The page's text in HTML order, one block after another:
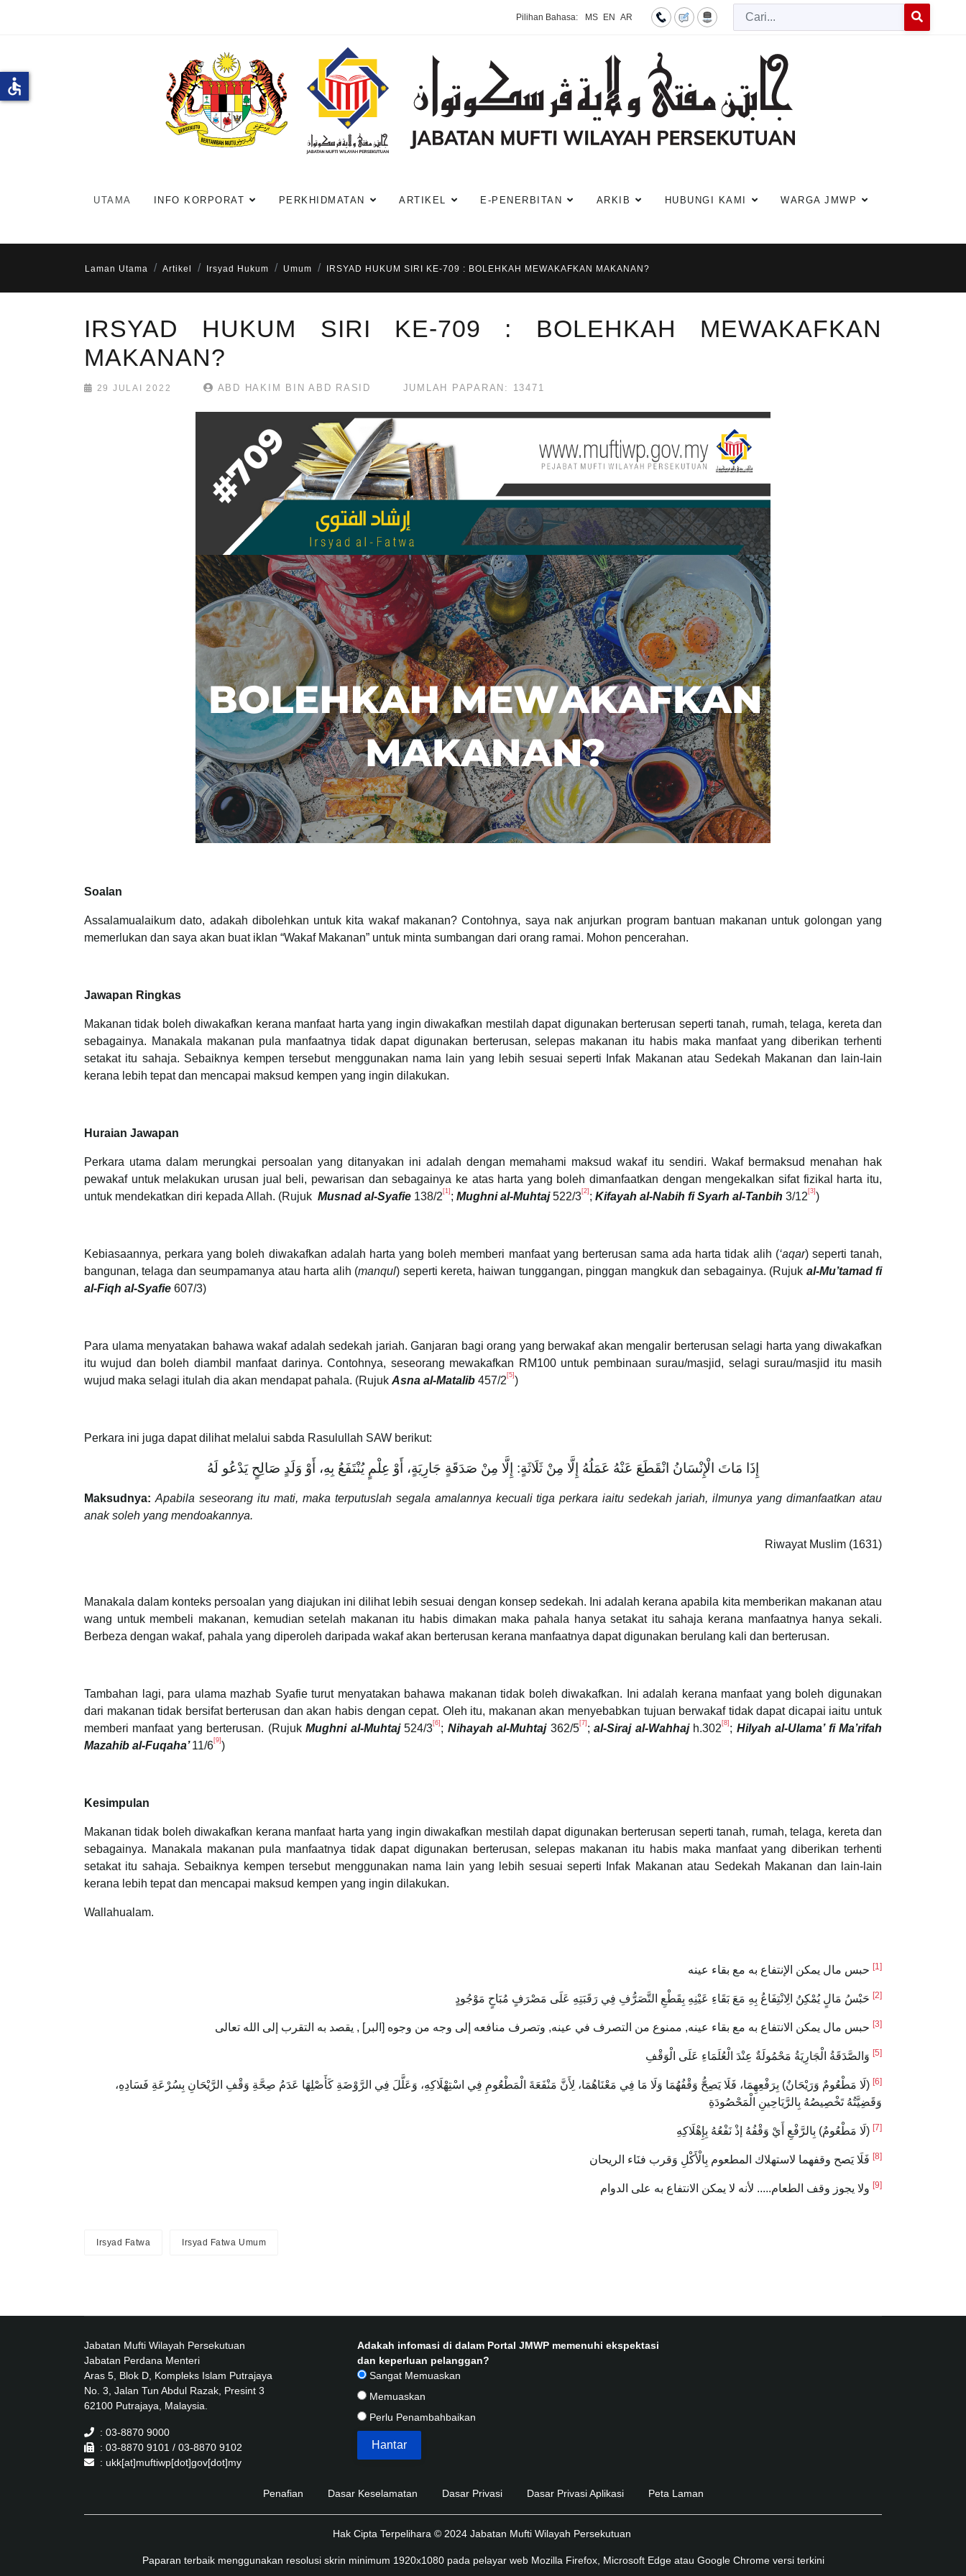
Pilihan Bahasa: MS EN AR
Cari
UTAMA INFO KORPORAT PERKHIDMATAN ARTIKEL E-PENERBITAN ARKIB HUBUNGI KAMI WARGA JMWP
Laman Utama Artikel Irsyad Hukum Umum IRSYAD HUKUM SIRI KE-709 : BOLEHKAH MEWAKAFKAN MAKANAN?
IRSYAD HUKUM SIRI KE-709 : BOLEHKAH MEWAKAFKAN
MAKANAN?
29 JULAI 2022 ABD HAKIM BIN ABD RASID JUMLAH PAPARAN: 13471
Soalan
Assalamualaikum dato, adakah dibolehkan untuk kita wakaf makanan? Contohnya, saya nak anjurkan program bantuan makanan untuk golongan yang
memerlukan dan saya akan buat iklan “Wakaf Makanan” untuk minta sumbangan dari orang ramai. Mohon pencerahan.
Jawapan Ringkas
Makanan tidak boleh diwakafkan kerana manfaat harta yang ingin diwakafkan mestilah dapat digunakan berterusan seperti tanah, rumah, telaga, kereta dan
sebagainya. Manakala makanan pula manfaatnya tidak dapat digunakan berterusan, selepas makanan itu habis maka manfaat yang diberikan terhenti
setakat itu sahaja. Sebaiknya kempen tersebut menggunakan nama lain yang lebih sesuai seperti Infak Makanan atau Sedekah Makanan dan lain-lain
kerana lebih tepat dan mencapai maksud kempen yang ingin dilakukan.
Huraian Jawapan
Perkara utama dalam merungkai persoalan yang ditanyakan ini adalah dengan memahami maksud wakaf itu sendiri. Wakaf bermaksud menahan hak
pewakaf untuk melakukan urusan jual beli, pewarisan dan sebagainya ke atas harta yang boleh dimanfaatkan dengan mengekalkan sifat fizikal harta itu,
untuk mendekatkan diri kepada Allah. (Rujuk Musnad al-Syafie 138/2 [1] ; Mughni al-Muhtaj522/3[2] ; Kifayah al-Nabih fi Syarh al-Tanbih 3/12 [3] )
Kebiasaannya, perkara yang boleh diwakafkan adalah harta yang boleh memberi manfaat yang berterusan sama ada harta tidak alih (‘aqar) seperti tanah,
bangunan, telaga dan seumpamanya atau harta alih (manqul) seperti kereta, haiwan tunggangan, pinggan mangkuk dan sebagainya. (Rujuk al-Mu’tamad fi
al-Fiqh al-Syafie 607/3)
Para ulama menyatakan bahawa wakaf adalah sedekah jariah. Ganjaran bagi orang yang berwakaf akan mengalir berterusan selagi harta yang diwakafkan
itu wujud dan boleh diambil manfaat darinya. Contohnya, seseorang mewakafkan RM100 untuk pembinaan surau/masjid, selagi surau/masjid itu masih
wujud maka selagi itulah dia akan mendapat pahala. (Rujuk Asna al-Matalib 457/2 [5] )
Perkara ini juga dapat dilihat melalui sabda Rasulullah SAW berikut:
إِذَا مَاتَ الْإِنْسَانُ انْقَطَعَ عَنْهُ عَمَلُهُ إِلَّا مِنْ ثَلَاثَةٍ: إِلَّا مِنْ صَدَقَةٍ جَارِيَةٍ، أَوْ عِلْمٍ يُنْتَفَعُ بِهِ، ‌أَوْ ‌وَلَدٍ ‌صَالِحٍ ‌يَدْعُو ‌لَهُ
Maksudnya: Apabila seseorang itu mati, maka terputuslah segala amalannya kecuali tiga perkara iaitu sedekah jariah, ilmunya yang dimanfaatkan atau
anak soleh yang mendoakannya.
Riwayat Muslim (1631)
Manakala dalam konteks persoalan yang diajukan ini dilihat lebih sesuai dengan konsep sedekah. Ini adalah kerana apabila kita memberikan makanan atau
wang untuk membeli makanan, kemudian setelah makanan itu habis dimakan maka pahala hanya setakat itu sahaja kerana manfaatnya hanya sekali.
Berbeza dengan wakaf, pahala yang diperoleh daripada wakaf akan berterusan kerana manfaatnya dapat digunakan berulang kali dan berterusan.
Tambahan lagi, para ulama mazhab Syafie turut menyatakan bahawa makanan tidak boleh diwakafkan. Ini adalah kerana manfaat yang boleh digunakan
dari makanan tidak bersifat berterusan dan akan habis dengan cepat. Oleh itu, makanan akan menyebabkan tujuan berwakaf tidak dapat dicapai iaitu untuk
memberi manfaat yang berterusan. (RujukMughni al-Muhtaj524/3[6] ; Nihayah al-Muhtaj 362/5[7] ;al-Siraj al-Wahhaj h.302[8] ; Hilyah al-Ulama’ fi Ma’rifah
Mazahib al-Fuqaha’11/6[9] )
Kesimpulan
Makanan tidak boleh diwakafkan kerana manfaat harta yang ingin diwakafkan mestilah dapat digunakan berterusan seperti tanah, rumah, telaga, kereta dan
sebagainya. Manakala makanan pula manfaatnya tidak dapat digunakan berterusan, selepas makanan itu habis maka manfaat yang diberikan terhenti
setakat itu sahaja. Sebaiknya kempen tersebut menggunakan nama lain yang lebih sesuai seperti Infak Makanan atau Sedekah Makanan dan lain-lain
kerana lebih tepat dan mencapai maksud kempen yang ingin dilakukan.
Wallahualam.
[1] ‌حبس ‌مال ‌يمكن ‌الإنتفاع ‌به مع بقاء عينه
[2] ‌حَبْسُ ‌مَالٍ ‌يُمْكِنُ ‌الِانْتِفَاعُ ‌بِهِ مَعَ بَقَاءِ عَيْنِهِ بِقَطْعِ التَّصَرُّفِ فِي رَقَبَتِهِ عَلَى مَصْرَفٍ مُبَاحٍ مَوْجُودٍ
[3] ‌حبس ‌مال ‌يمكن ‌الانتفاع ‌به ‌مع ‌بقاء ‌عينه, ممنوع من التصرف في عينه, وتصرف منافعه إلى وجه من وجوه [البر] , يقصد به التقرب إلى الله تعالى
[5] وَالصَّدَقَةُ الْجَارِيَةُ مَحْمُولَةٌ عِنْدَ الْعُلَمَاءِ عَلَى الْوَقْفِ
[6]
(لَا مَطْعُومٌ وَرَيْحَانٌ) بِرَفْعِهِمَا، فَلَا يَصِحُّ وَقْفُهُمَا وَلَا مَا فِي مَعْنَاهُمَا، لِأَنَّ مَنْفَعَةَ الْمَطْعُومِ فِي اسْتِهْلَاكِهِ، وَعَلَّلَ فِي الرَّوْضَةِ كَأَصْلِهَا عَدَمُ صِحَّةِ وَقْفِ الرَّيْحَانِ بِسُرْعَةِ فَسَادِهِ،
وَقَضِيَّتُهُ تَخْصِيصُهُ بِالرَّيَاحِينِ الْمَحْصُودَةِ
[7] (‌لَا ‌مَطْعُومٌ) بِالرَّفْعِ أَيْ وَقْفُهُ إذْ نَفْعُهُ بِإِهْلَاكِهِ
[8] فَلَا يَصح وقفهما لاستهلاك المطعوم بِالْأَكْلِ وَقرب فنَاء الريحان
[9] ولا يجوز ‌وقف ‌الطعام..... لأنه لا يمكن الانتفاع به على الدوام
Irsyad Fatwa Irsyad Fatwa Umum
Jabatan Mufti Wilayah Persekutuan
Jabatan Perdana Menteri
Aras 5, Blok D, Kompleks Islam Putrajaya
No. 3, Jalan Tun Abdul Razak, Presint 3
62100 Putrajaya, Malaysia.
: 03-8870 9000
: 03-8870 9101 / 03-8870 9102
: ukk[at]muftiwp[dot]gov[dot]my
Adakah infomasi di dalam Portal JMWP memenuhi ekspektasi
dan keperluan pelanggan?
Sangat Memuaskan
Memuaskan
Perlu Penambahbaikan
Penafian Dasar Keselamatan Dasar Privasi Dasar Privasi Aplikasi Peta Laman
Hak Cipta Terpelihara © 2024 Jabatan Mufti Wilayah Persekutuan
Paparan terbaik menggunakan resolusi skrin minimum 1920x1080 pada pelayar web Mozilla Firefox, Microsoft Edge atau Google Chrome versi terkini
accessible